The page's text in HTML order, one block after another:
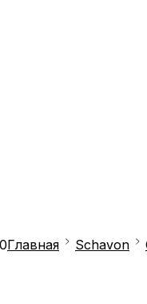
Главная Schavon